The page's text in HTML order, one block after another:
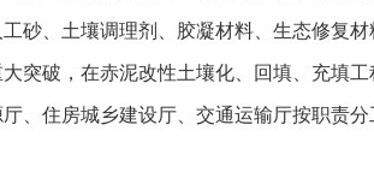
砂、土壤调理剂、胶凝材料、生态修复
突破，在赤泥改性土壤化、回填、充填
、住房城乡建设厅、交通运输厅按职责分